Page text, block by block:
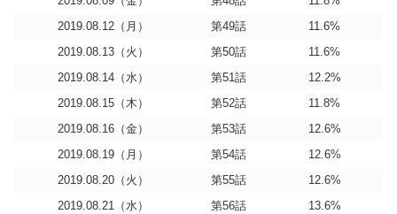
2019.08.12（月）
第49話
11.6%
2019.08.13（火）
第50話
11.6%
2019.08.14（水）
第51話
12.2%
2019.08.15（木）
第52話
11.8%
2019.08.16（金）
第53話
12.6%
2019.08.19（月）
第54話
12.6%
2019.08.20（火）
第55話
12.6%
2019.08.21（水）
第56話
13.6%